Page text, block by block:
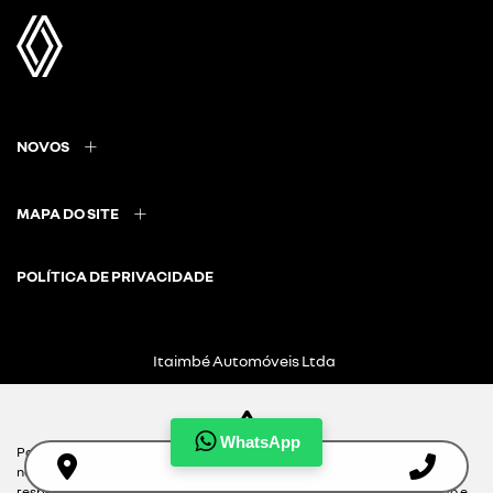
WhatsApp
NOVOS
MAPA DO SITE
POLÍTICA DE PRIVACIDADE
Itaimbé Automóveis Ltda
Para otimizar sua experiência durante a navegação, fazemos uso de
nossa política de cookies e para proteger seus dados pessoais